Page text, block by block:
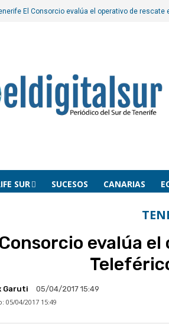
El Consorcio evalúa el operativo de rescate
SUR SUCESOS CANARIAS
evalúa
Garuti
05/04/2017 15:49
05/04/2017 15:49